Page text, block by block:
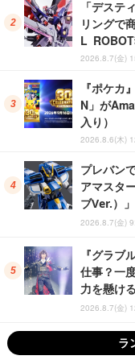
「デステ
リングで
L
2026.8.7(金)
『ポケカ
N」が
入り）
2026.8.6(木)
プレバン
アマスタ
ブVer.）
2026.8.7(金)
『グラブ
仕事？一
力を懸け
2026.8.7(金)
ラ